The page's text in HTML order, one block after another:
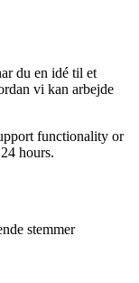
du en idé til et
vi kan arbejde
functionality or
hours.
stemmer